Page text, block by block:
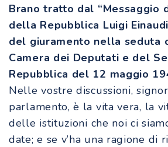
Brano tratto dal “Messaggio
della Repubblica Luigi
del giuramento nella seduta
Camera dei Deputati e del
Repubblica del 12 maggio
Nelle vostre discussioni,
parlamento, è la vita vera, la
delle istituzioni che noi ci
date; e se v’ha una ragione di